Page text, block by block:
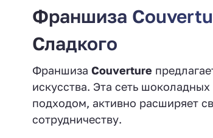
Франшиза
Сладкого
Франшиза Couverture
искусства. Эта сеть
подходом, активно расширяет
сотрудничеству.